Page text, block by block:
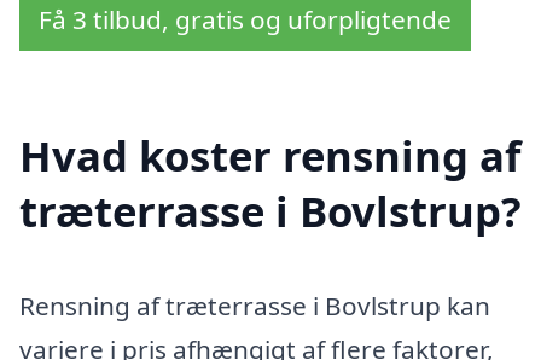
Få 3 tilbud, gratis og uforpligtende
Hvad koster rensning af
træterrasse i Bovlstrup?
Rensning af træterrasse i Bovlstrup kan
variere i pris afhængigt af flere faktorer,